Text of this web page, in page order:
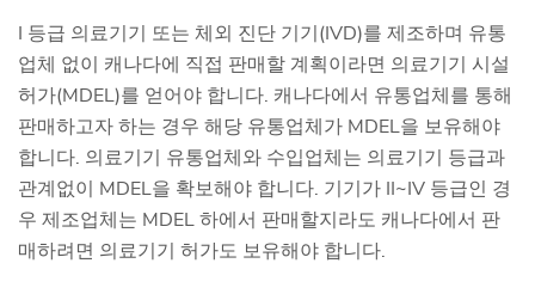
I 등급 의료기기 또는 체외 진단 기기(IVD)를 제조하며 유통
업체 없이 캐나다에 직접 판매할 계획이라면 의료기기 시설
허가(MDEL)를 얻어야 합니다. 캐나다에서 유통업체를 통해
판매하고자 하는 경우 해당 유통업체가 MDEL을 보유해야
합니다. 의료기기 유통업체와 수입업체는 의료기기 등급과
관계없이 MDEL을 확보해야 합니다. 기기가 II~IV 등급인 경
우 제조업체는 MDEL 하에서 판매할지라도 캐나다에서 판
매하려면 의료기기 허가도 보유해야 합니다.